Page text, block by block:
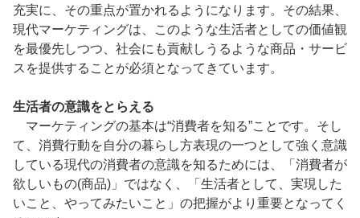
充実に、その重点が置かれるようになります。その結果、
現代マーケティングは、このような生活者としての価値観
を最優先しつつ、社会にも貢献しうるような商品・サービ
スを提供することが必須となってきています。
生活者の意識をとらえる
マーケティングの基本は“消費者を知る”ことです。そし
て、消費行動を自分の暮らし方表現の一つとして強く意識
している現代の消費者の意識を知るためには、「消費者が
欲しいもの(商品)」ではなく、「生活者として、実現した
いこと、やってみたいこと」の把握がより重要となってく